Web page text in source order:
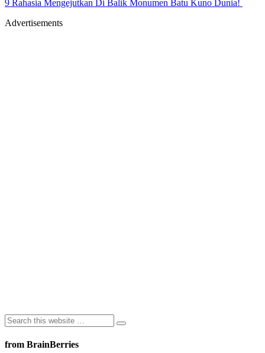
9 Rahasia Mengejutkan Di Balik Monumen Batu Kuno Dunia!
Advertisements
from BrainBerries